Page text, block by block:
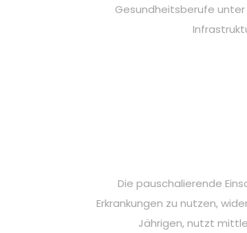
Gesundheitsberufe
Die pauschalierende
Erkrankungen zu nutzen,
Jährigen, nutzt